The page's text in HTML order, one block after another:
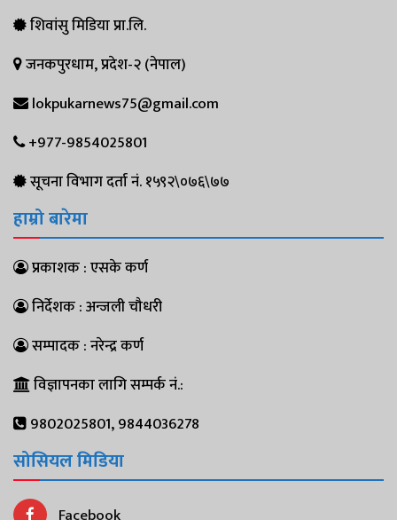
शिवांसु मिडिया प्रा.लि.
जनकपुरधाम, प्रदेश-२ (नेपाल)
lokpukarnews75@gmail.com
+977-9854025801
सूचना विभाग दर्ता नं. १५९२\०७६\७७
हाम्रो बारेमा
प्रकाशक : एसके कर्ण
निर्देशक : अन्जली चौधरी
सम्पादक : नरेन्द्र कर्ण
विज्ञापनका लागि सम्पर्क नं.:
9802025801, 9844036278
सोसियल मिडिया